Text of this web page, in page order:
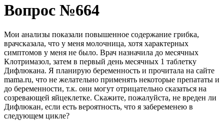
Вопрос №664
Мои анализы показали повышенное содержание грибка,
врачсказала, что у меня молочница, хотя характерных
симптомов у меня не было. Врач назначила до месячных
Клотримазол, затем в первый день месячных 1 таблетку
Дифлюкана. Я планирую беременность и прочитала на сайте
mama.ru, что не желательно применять некоторые препататы и
до беременности, т.к. они могут отрицательно сказаться на
созревающей яйцеклетке. Скажите, пожалуйста, не вреден ли
Дифлюкан, если есть вероятность, что я забеременею в
следующем цикле?